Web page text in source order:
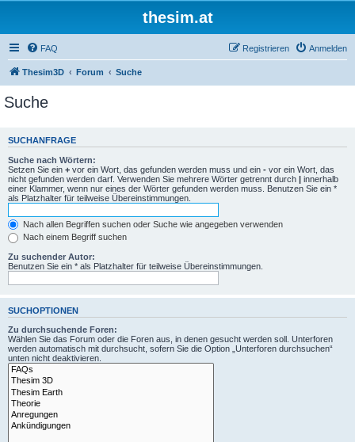
thesim.at
FAQ Anmelden
Registrieren
Thesim3D Forum Suche
Suche
SUCHANFRAGE
Suche nach Wörtern:
Setzen Sie ein + vor ein Wort, das gefunden werden muss und ein - vor ein Wort, das
nicht gefunden werden darf. Verwenden Sie mehrere Wörter getrennt durch | innerhalb
einer Klammer, wenn nur eines der Wörter gefunden werden muss. Benutzen Sie ein *
als Platzhalter für teilweise Übereinstimmungen.
Nach allen Begriffen suchen oder Suche wie angegeben verwenden
Nach einem Begriff suchen
Zu suchender Autor:
Benutzen Sie ein * als Platzhalter für teilweise Übereinstimmungen.
SUCHOPTIONEN
Zu durchsuchende Foren:
Wählen Sie das Forum oder die Foren aus, in denen gesucht werden soll. Unterforen
werden automatisch mit durchsucht, sofern Sie die Option „Unterforen durchsuchen“
unten nicht deaktivieren.